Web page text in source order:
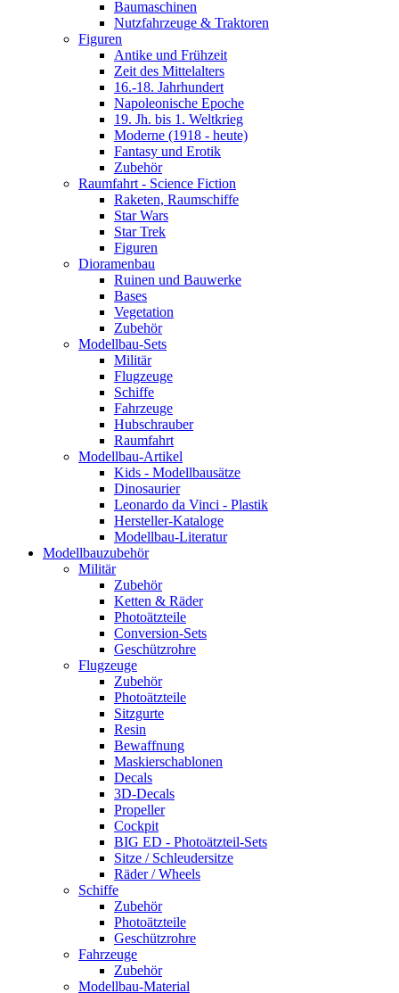
Baumaschinen
Nutzfahrzeuge & Traktoren
Figuren
Antike und Frühzeit
Zeit des Mittelalters
16.-18. Jahrhundert
Napoleonische Epoche
19. Jh. bis 1. Weltkrieg
Moderne (1918 - heute)
Fantasy und Erotik
Zubehör
Raumfahrt - Science Fiction
Raketen, Raumschiffe
Star Wars
Star Trek
Figuren
Dioramenbau
Ruinen und Bauwerke
Bases
Vegetation
Zubehör
Modellbau-Sets
Militär
Flugzeuge
Schiffe
Fahrzeuge
Hubschrauber
Raumfahrt
Modellbau-Artikel
Kids - Modellbausätze
Dinosaurier
Leonardo da Vinci - Plastik
Hersteller-Kataloge
Modellbau-Literatur
Modellbauzubehör
Militär
Zubehör
Ketten & Räder
Photoätzteile
Conversion-Sets
Geschützrohre
Flugzeuge
Zubehör
Photoätzteile
Sitzgurte
Resin
Bewaffnung
Maskierschablonen
Decals
3D-Decals
Propeller
Cockpit
BIG ED - Photoätzteil-Sets
Sitze / Schleudersitze
Räder / Wheels
Schiffe
Zubehör
Photoätzteile
Geschützrohre
Fahrzeuge
Zubehör
Modellbau-Material